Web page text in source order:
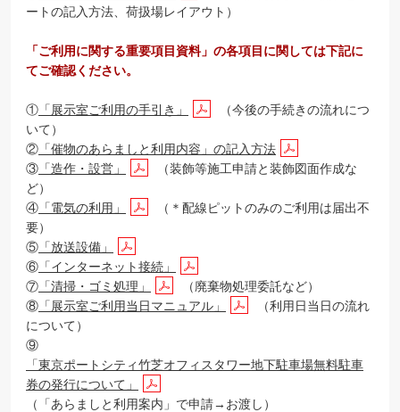
ートの記入方法、荷扱場レイアウト）
「ご利用に関する重要項目資料」の各項目に関しては下記に
てご確認ください。
① 「展示室ご利用の手引き」
（今後の手続きの流れにつ
いて）
② 「催物のあらましと利用内容」の記入方法
③ 「造作・設営」
（装飾等施工申請と装飾図面作成な
ど）
④ 「電気の利用」
（＊配線ピットのみのご利用は届出不
要）
⑤ 「放送設備」
⑥ 「インターネット接続」
⑦ 「清掃・ゴミ処理」
（廃棄物処理委託など）
⑧ 「展示室ご利用当日マニュアル」
（利用日当日の流れ
について）
⑨
「東京ポートシティ竹芝オフィスタワー地下駐車場無料駐車
券の発行について」
（「あらましと利用案内」で申請→お渡し）